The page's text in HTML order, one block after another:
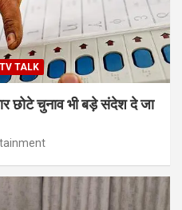
TV TALK
छोटे चुनाव भी बड़े संदेश दे जा